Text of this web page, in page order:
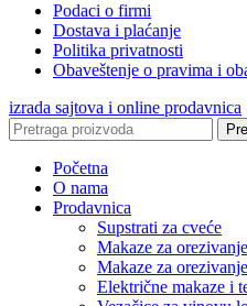
Podaci o firmi
Dostava i plaćanje
Politika privatnosti
Obaveštenje o pravima i
izrada sajtova i online prodavnica
Početna
O nama
Prodavnica
Supstrati za cveće
Makaze za
Makaze za
Električne makaze i